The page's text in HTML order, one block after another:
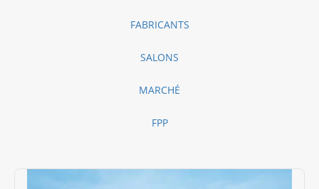
FABRICANTS
SALONS
MARCHÉ
FPP